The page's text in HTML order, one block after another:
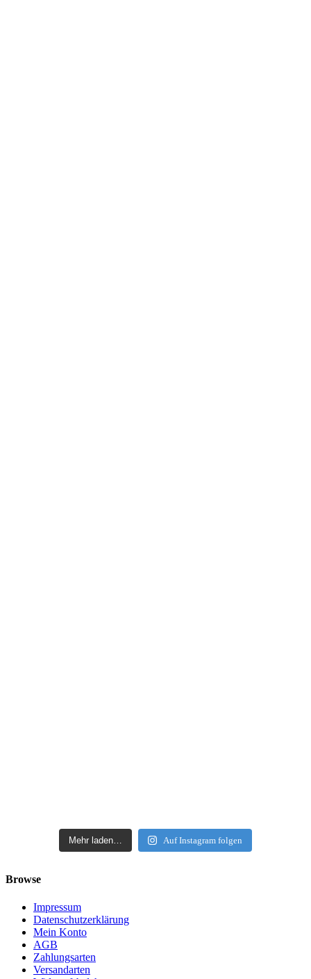
Mehr laden… Auf Instagram folgen
Browse
Impressum
Datenschutzerklärung
Mein Konto
AGB
Zahlungsarten
Versandarten